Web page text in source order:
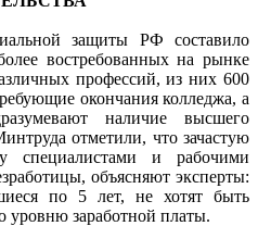
защиты РФ составило
востребованных на рынке
профессий, из них 600
окончания колледжа, а
наличие высшего
отметили, что зачастую
специалистами и рабочими
объясняют эксперты:
по 5 лет, не хотят быть
заработной платы.